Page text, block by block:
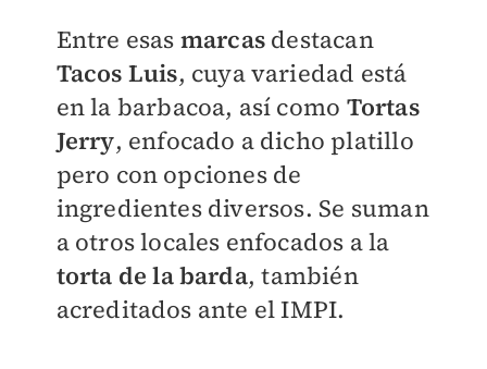
Entre esas marcasdestacan
Tacos Luis, cuya variedad está
en la barbacoa, así como Tortas
Jerry, enfocado a dicho platillo
pero con opciones de
ingredientes diversos. Se suman
a otros locales enfocados a la
torta de la barda, también
acreditados ante el IMPI.